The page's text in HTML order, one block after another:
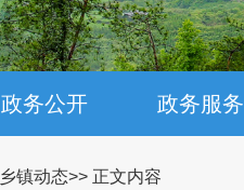
政务公开 政务服务
乡镇动态>> 正文内容